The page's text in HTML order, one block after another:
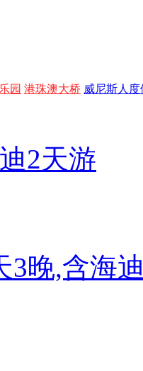
园 港珠澳大桥 威尼斯人度
2天游
3晚,含海